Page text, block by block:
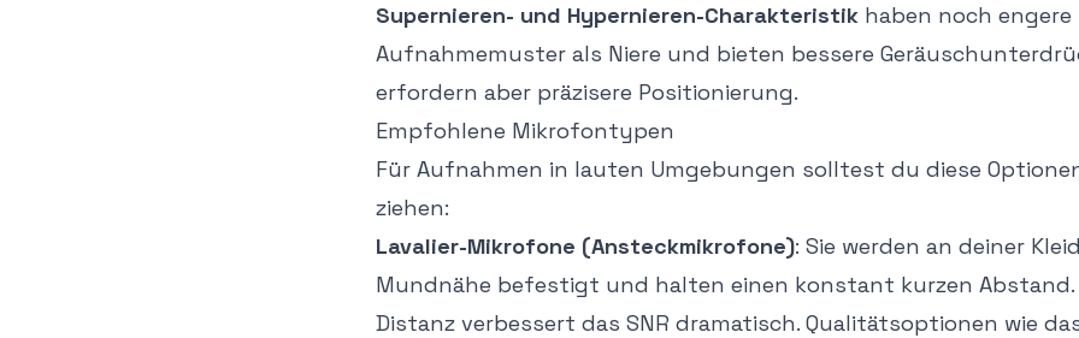
Supernieren- und Hypernieren-Charakteristik haben noch engere
Aufnahmemuster als Niere und bieten bessere
erfordern aber präzisere Positionierung.
Empfohlene Mikrofontypen
Für Aufnahmen in lauten Umgebungen solltest du diese
ziehen:
Lavalier-Mikrofone (Ansteckmikrofone): Sie werden an deiner
Mundnähe befestigt und halten einen konstant kurzen Abstand.
Distanz verbessert das SNR dramatisch. Qualitätsoptionen wie